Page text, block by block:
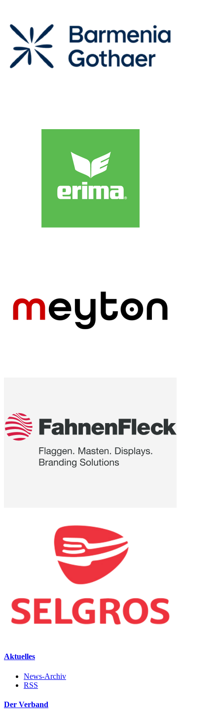
Aktuelles
News-Archiv
RSS
Der Verband